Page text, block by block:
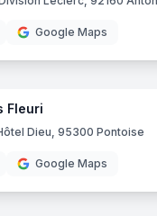
Google Maps
Fleuri
Dieu, 95300 Pontoise
Google Maps